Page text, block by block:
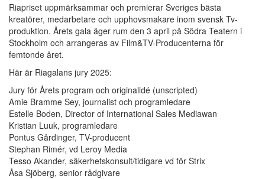
Riapriset uppmärksammar och premierar Sveriges bästa
kreatörer, medarbetare och upphovsmakare inom svensk Tv-
produktion. Årets gala äger rum den 3 april på Södra Teatern i
Stockholm och arrangeras av Film&TV-Producenterna för
femtonde året.
Här är Riagalans jury 2025:
Jury för Årets program och originalidé (unscripted)
Amie Bramme Sey, journalist och programledare
Estelle Boden, ​​Director of International Sales Mediawan
Kristian Luuk, programledare
Pontus Gårdinger, TV-producent
Stephan Rimér, vd Leroy Media
Tesso Akander, säkerhetskonsult/tidigare vd för Strix
Åsa Sjöberg, senior rådgivare